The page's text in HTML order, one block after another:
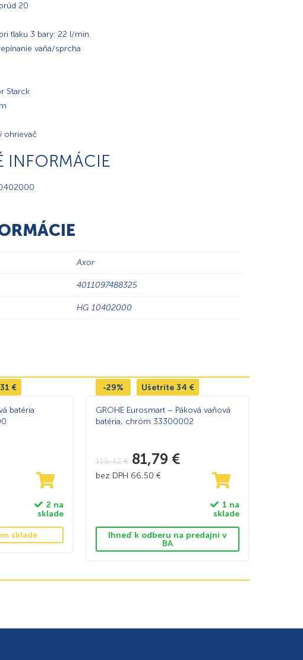
20
tlaku 3 bary: 22 l/min.
vaňa/sprcha
Starck
ohrievač
INFORMÁCIE
Axor
4011097488325
HG 10402000
31 €
batéria
2 na
sklade
sklade
-29% Ušetríte 34 €
GROHE Eurosmart – Páková vaňová
batéria, chróm 33300002
115,42€ 81,79 €
bez DPH 66,50 €
1 na
sklade
Ihneď k odberu na predajni v
BA